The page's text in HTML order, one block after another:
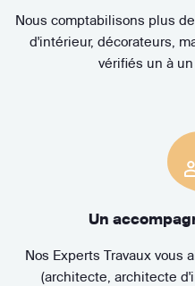
Nous comptabilisons plus
d'intérieur, décorateurs,
vérifiés un à
Un
Nos Experts Travaux vous
(architecte, architecte